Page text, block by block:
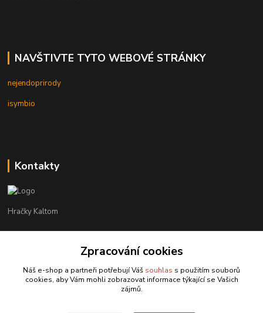
NAVŠTIVTE TYTO WEBOVÉ STRÁNKY
nejendoprirody
isymbio
Kontakty
Hračky Kaltom
+420 777 538 008
hrackykaltom@gmail.com
Zpracování cookies
Náš e-shop a partneři potřebují Váš souhlas s použitím souborů
cookies, aby Vám mohli zobrazovat informace týkající se Vašich
zájmů.